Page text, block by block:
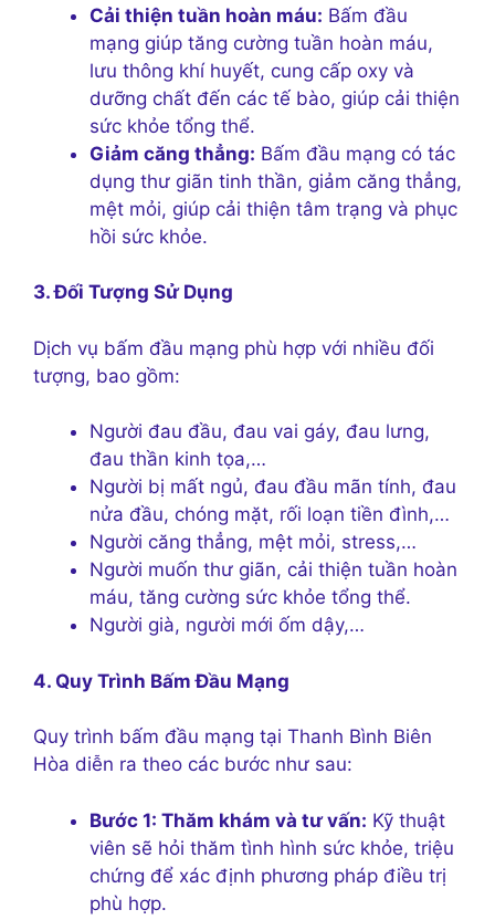
Cải thiện tuần hoàn máu: Bấm đầu
mạng giúp tăng cường tuần hoàn máu,
lưu thông khí huyết, cung cấp oxy và
dưỡng chất đến các tế bào, giúp cải thiện
sức khỏe tổng thể.
Giảm căng thẳng: Bấm đầu mạng có tác
dụng thư giãn tinh thần, giảm căng thẳng,
mệt mỏi, giúp cải thiện tâm trạng và phục
hồi sức khỏe.
3. Đối Tượng Sử Dụng
Dịch vụ bấm đầu mạng phù hợp với nhiều đối
tượng, bao gồm:
Người đau đầu, đau vai gáy, đau lưng,
đau thần kinh tọa,…
Người bị mất ngủ, đau đầu mãn tính, đau
nửa đầu, chóng mặt, rối loạn tiền đình,…
Người căng thẳng, mệt mỏi, stress,…
Người muốn thư giãn, cải thiện tuần hoàn
máu, tăng cường sức khỏe tổng thể.
Người già, người mới ốm dậy,…
4. Quy Trình Bấm Đầu Mạng
Quy trình bấm đầu mạng tại Thanh Bình Biên
Hòa diễn ra theo các bước như sau:
Bước 1: Thăm khám và tư vấn: Kỹ thuật
viên sẽ hỏi thăm tình hình sức khỏe, triệu
chứng để xác định phương pháp điều trị
phù hợp.